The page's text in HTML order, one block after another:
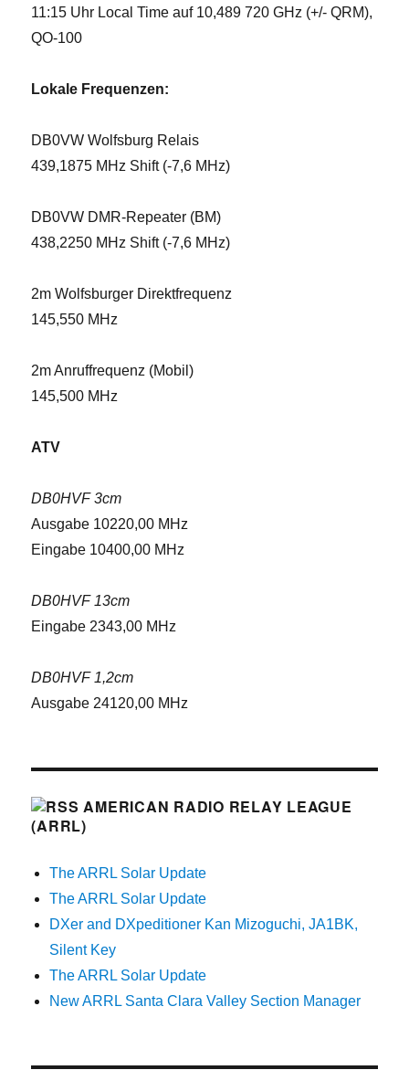
11:15 Uhr Local Time auf 10,489 720 GHz (+/- QRM),
QO-100
Lokale Frequenzen:
DB0VW Wolfsburg Relais
439,1875 MHz Shift (-7,6 MHz)
DB0VW DMR-Repeater (BM)
438,2250 MHz Shift (-7,6 MHz)
2m Wolfsburger Direktfrequenz
145,550 MHz
2m Anruffrequenz (Mobil)
145,500 MHz
ATV
DB0HVF 3cm
Ausgabe 10220,00 MHz
Eingabe 10400,00 MHz
DB0HVF 13cm
Eingabe 2343,00 MHz
DB0HVF 1,2cm
Ausgabe 24120,00 MHz
AMERICAN RADIO RELAY LEAGUE
(ARRL)
The ARRL Solar Update
The ARRL Solar Update
DXer and DXpeditioner Kan Mizoguchi, JA1BK,
Silent Key
The ARRL Solar Update
New ARRL Santa Clara Valley Section Manager